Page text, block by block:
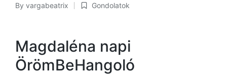
Posted
By vargabeatrix
Posted
Gondolatok
Magdaléna napi
ÖrömBeHangoló